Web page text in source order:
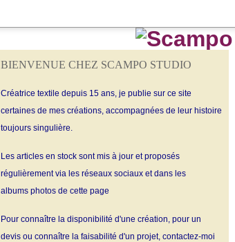
BIENVENUE CHEZ SCAMPO STUDIO
Créatrice textile depuis 15 ans, je publie sur ce site
certaines de mes créations, accompagnées de leur histoire
toujours singulière.
Les articles en stock sont mis à jour et proposés
régulièrement via les réseaux sociaux et dans les
albums photos de cette page
Pour connaître la disponibilité d'une création, pour un
devis ou connaître la faisabilité d'un projet, contactez-moi